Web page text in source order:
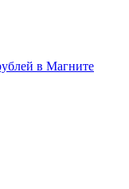
в Магните